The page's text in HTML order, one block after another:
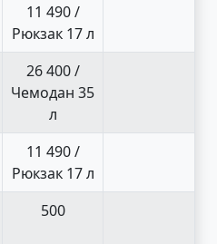
11 490 /
Рюкзак 17 л
26 400 /
Чемодан 35
л
11 490 /
Рюкзак 17 л
500